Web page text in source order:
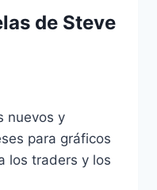
de Steve
nuevos y
para gráficos
los traders y los